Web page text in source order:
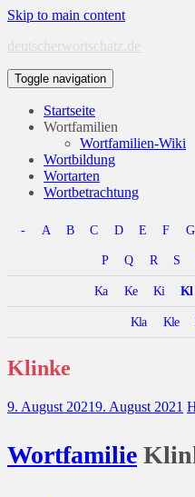
Skip to main content
deutscherwortschatz.de
Toggle navigation
Startseite
Wortfamilien
Wortfamilien-Wiki
Wortbildung
Wortarten
Wortbetrachtung
- A B C D E F G
P Q R S
Ka Ke Ki Kl
Kla Kle
Klinke
9. August 20219. August 2021
Wortfamilie